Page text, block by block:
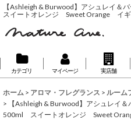
【Ashleigh & Burwood】アシュレイ
スイートオレンジ Sweet Orange イ
カテゴリ マイページ 実店舗
ホーム > アロマ・フレグランス > ルーム
>
【Ashleigh & Burwood】アシュレイ
500ml スイートオレンジ Sweet